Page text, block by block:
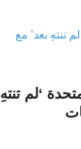
‘لم تنتهِ